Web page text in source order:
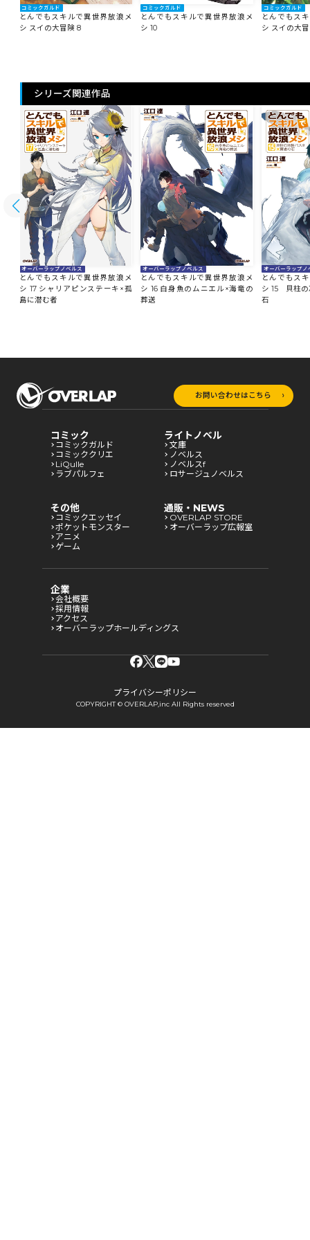
コミックガルド
とんでもスキルで異世界放浪メ
シ スイの大冒険 8
コミックガルド
とんでもスキルで異世界放浪メ
シ 10
コミックガルド
とんでもス
シ スイの大
シリーズ関連作品
オーバーラップノベルス
とんでもスキルで異世界放浪メ
シ 17 シャリアピンステーキ×孤
島に潜む者
オーバーラップノベルス
とんでもスキルで異世界放浪メ
シ 16 白身魚のムニエル×海竜の
葬送
オーバーラップノ
とんでもス
シ 15 貝柱の
石
お問い合わせはこちら
コミック
コミックガルド
コミッククリエ
LiQulle
ラブパルフェ
ライトノベル
文庫
ノベルス
ノベルスf
ロサージュノベルス
その他
コミックエッセイ
ポケットモンスター
アニメ
ゲーム
通販・NEWS
OVERLAP STORE
オーバーラップ広報室
企業
会社概要
採用情報
アクセス
オーバーラップホールディングス
プライバシーポリシー
COPYRIGHT © OVERLAP,inc All Rights reserved